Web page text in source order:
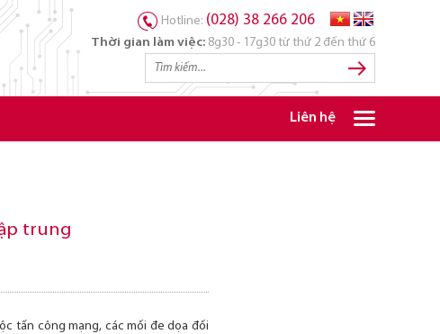
Hotline: (028) 38 266 206
Thời gian làm việc: 8g30 - 17g30 từ thứ 2 đến thứ 6
Liên hệ
trung
tấn công mạng, các mối đe dọa đối